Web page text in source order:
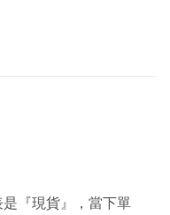
『現貨』，當下單